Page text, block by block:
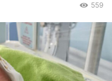
559